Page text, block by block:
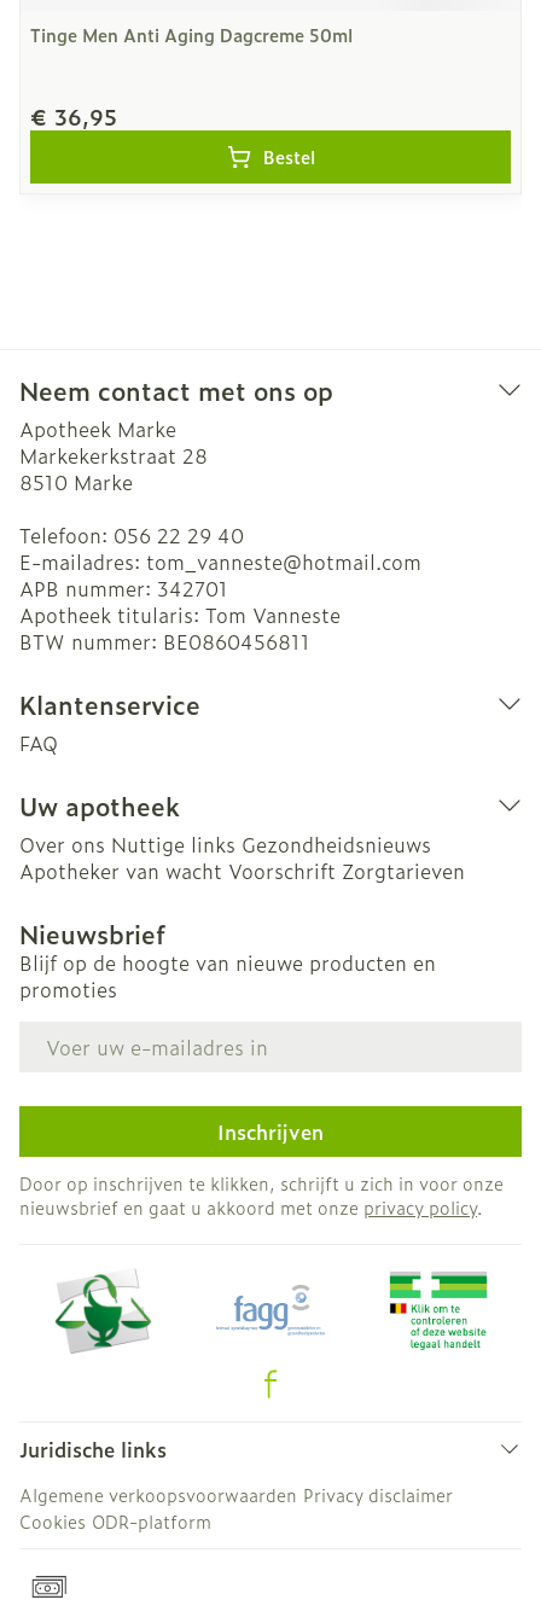
Tinge Men Anti Aging Dagcreme 50ml
€ 36,95
Bestel
Neem contact met ons op
Apotheek Marke
Markekerkstraat 28
8510 Marke
Telefoon: 056 22 29 40
E-mailadres: tom_vanneste@hotmail.com
APB nummer: 342701
Apotheek titularis: Tom Vanneste
BTW nummer: BE0860456811
Klantenservice
FAQ
Uw apotheek
Over ons Nuttige links Gezondheidsnieuws
Apotheker van wacht Voorschrift Zorgtarieven
Nieuwsbrief
Blijf op de hoogte van nieuwe producten en
promoties
Inschrijven
Door op inschrijven te klikken, schrijft u zich in voor onze
nieuwsbrief en gaat u akkoord met onze privacy policy.
Juridische links
Algemene verkoopsvoorwaarden Privacy disclaimer
Cookies ODR-platform